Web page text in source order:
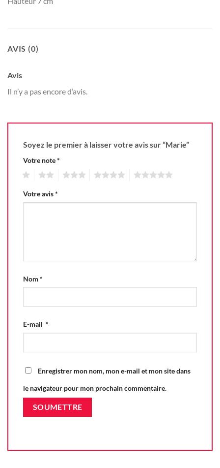
AVIS (0)
Avis
Il n’y a pas encore d’avis.
Soyez le premier à laisser votre avis sur “Marie”
Votre note*
Votre avis*
Nom *
E-mail *
Enregistrer mon nom, mon e-mail et mon site dans
le navigateur pour mon prochain commentaire.